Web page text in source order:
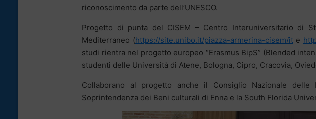
riconoscimento da parte dell’UNESCO.
Progetto di punta del CISEM – Centro Interuniversitario di
Mediterraneo (https://site.unibo.it/piazza-armerina-cisem/ite
studi rientra nel progetto europeo “Erasmus BipS” (Blended
studenti delle Università di Atene, Bologna, Cipro, Cracovia,
Collaborano al progetto anche il Consiglio Nazionale delle
Soprintendenza dei Beni culturali di Enna e la South Florida